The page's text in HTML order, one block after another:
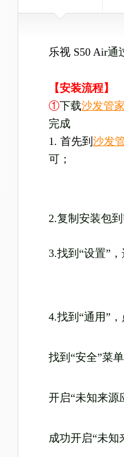
乐视 S50 Air通
【安装流程】
①下载沙发管家
完成
1. 首先到 沙发
可；
2.复制安装包
3.找到“设置”，
4.找到“通用”
找到“安全”菜单
开启“未知来源
成功开启“未知